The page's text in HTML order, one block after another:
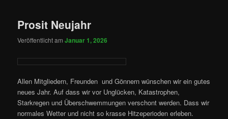
Prosit Neujahr
Veröffentlicht amJanuar 1, 2026
Allen Mitgliedern, Freunden und Gönnern wünschen wir ein gutes
neues Jahr. Auf dass wir vor Unglücken, Katastrophen,
Starkregen und Überschwemmungen verschont werden. Dass wir
normales Wetter und nicht so krasse Hitzeperioden erleben.